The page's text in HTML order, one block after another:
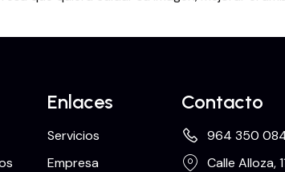
Enlaces
Servicios
Empresa
Contacto
964 350
Calle Alloza,